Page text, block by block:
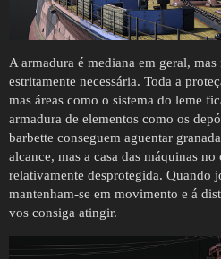
A armadura é mediana em geral,
estritamente necessária. Toda a
mas áreas como o sistema do leme
armadura de elementos como os
barbette conseguem aguentar
alcance, mas a casa das máquinas
relativamente desprotegida. Quando
mantenham-se em movimento e á
vos consiga atingir.